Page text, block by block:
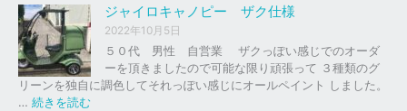
イ
ク
車
下
ャ
イ
ロ
ジャイロキャノピー ザク仕様
2022年10月5日
５０代 男性 自営業 ザクっぽい感じでのオーダ
ーを頂きましたので可能な限り頑張って ３種類のグ
リーンを独自に調色してそれっぽい感じにオールペイント しました。
… 続きを読む